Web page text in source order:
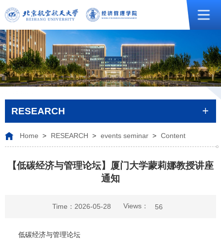
RESEARCH
Home > RESEARCH > events seminar > Content
【低碳经济与管理论坛】厦门大学蒙莉娜教授讲座
通知
Time：2026-05-28 Views： 56
低碳经济与管理论坛